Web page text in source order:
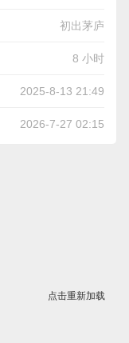
初出茅庐
8 小时
2025-8-13 21:49
2026-7-27 02:15
点击重新加载